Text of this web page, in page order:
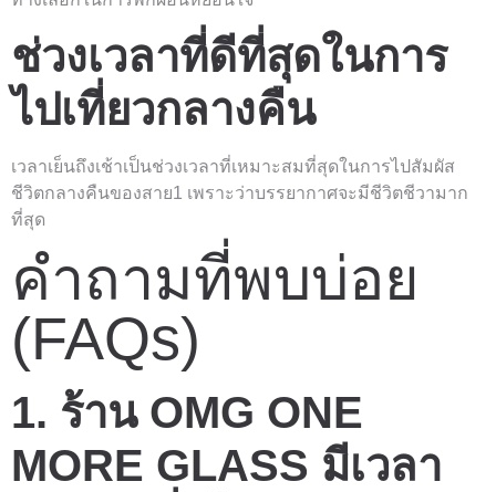
ช่วงเวลาที่ดีที่สุดในการ
ไปเที่ยวกลางคืน
เวลาเย็นถึงเช้าเป็นช่วงเวลาที่เหมาะสมที่สุดในการไปสัมผัส
ชีวิตกลางคืนของสาย1 เพราะว่าบรรยากาศจะมีชีวิตชีวามาก
ที่สุด
คำถามที่พบบ่อย
(FAQs)
1. ร้าน OMG ONE
MORE GLASS มีเวลา